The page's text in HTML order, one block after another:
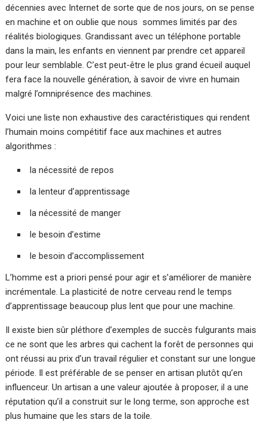
décennies avec Internet de sorte que de nos jours, on se pense
en machine et on oublie que nous sommes limités par des
réalités biologiques. Grandissant avec un téléphone portable
dans la main, les enfants en viennent par prendre cet appareil
pour leur semblable. C’est peut-être le plus grand écueil auquel
fera face la nouvelle génération, à savoir de vivre en humain
malgré l’omniprésence des machines.
Voici une liste non exhaustive des caractéristiques qui rendent
l’humain moins compétitif face aux machines et autres
algorithmes :
la nécessité de repos
la lenteur d’apprentissage
la nécessité de manger
le besoin d’estime
le besoin d’accomplissement
L’homme est a priori pensé pour agir et s’améliorer de manière
incrémentale. La plasticité de notre cerveau rend le temps
d’apprentissage beaucoup plus lent que pour une machine.
Il existe bien sûr pléthore d’exemples de succès fulgurants mais
ce ne sont que les arbres qui cachent la forêt de personnes qui
ont réussi au prix d’un travail régulier et constant sur une longue
période. Il est préférable de se penser en artisan plutôt qu’en
influenceur. Un artisan a une valeur ajoutée à proposer, il a une
réputation qu’il a construit sur le long terme, son approche est
plus humaine que les stars de la toile.